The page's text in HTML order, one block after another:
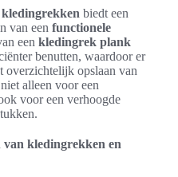
biedt een
van een functionele
een kledingrek plank
benutten, waardoor er
overzichtelijk opslaan van
alleen voor een
voor een verhoogde
van kledingrekken en